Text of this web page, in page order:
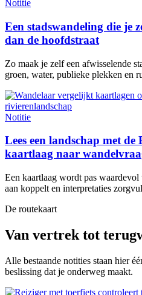
Notitie
Een stadswandeling die je
dan de hoofdstraat
Zo maak je zelf een afwisselende
groen, water, publieke plekken en
Notitie
Lees een landschap met
kaartlaag naar
Een kaartlaag wordt pas
aan koppelt en interpretaties
De routekaart
Van vertrek tot
Alle bestaande notities staan hier
beslissing dat je onderweg maakt.